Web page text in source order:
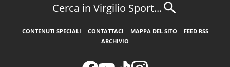
Cerca in Virgilio Sport...
CONTENUTI SPECIALI CONTATTACI MAPPA DEL SITO
FEED RSS
ARCHIVIO